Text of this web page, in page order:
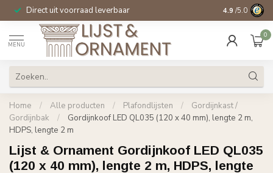
Direct uit voorraad leverbaar 14 dagen
4.9 /5.0
MENU
0
Home / Alle producten / Plafondlijsten /
Gordijnkast /
Gordijnbak
/
Gordijnkoof LED QL035 (120 x 40 mm), lengte 2 m,
HDPS, lengte 2 m
Lijst & Ornament Gordijnkoof LED QL035
(120 x 40 mm), lengte 2 m, HDPS, lengte